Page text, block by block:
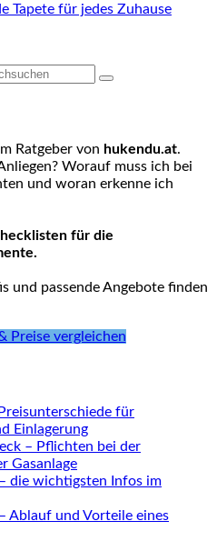
Tapete für jedes Zuhause
Ratgeber von hukendu.at.
Worauf muss ich bei
und woran erkenne ich
für die
und passende Angebote finden
Preise vergleichen
für
Einlagerung
– Pflichten bei der
Gasanlage
die wichtigsten Infos im
Ablauf und Vorteile eines